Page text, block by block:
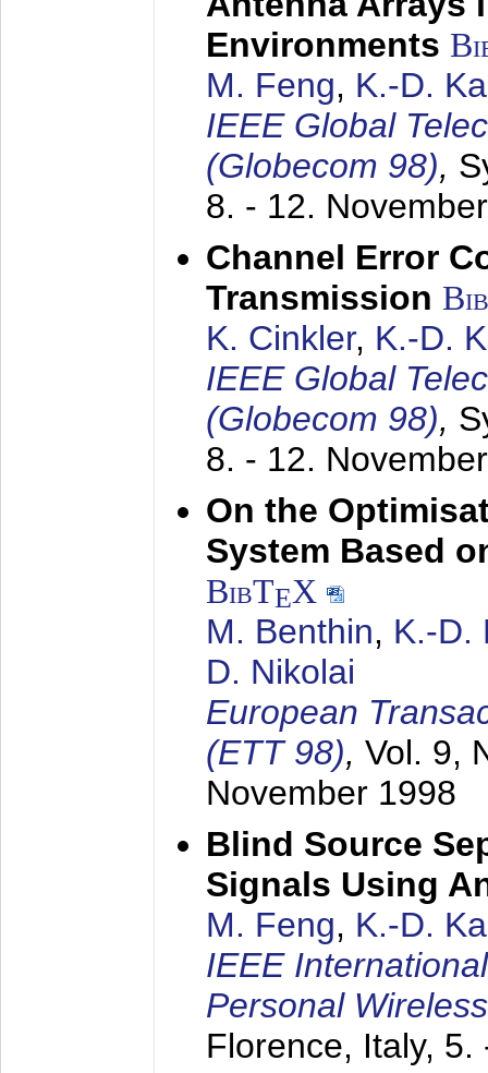
Environments
M. Feng, K.-D.
IEEE Global
(Globecom 98),
8. - 12.
Channel Error
Transmission
K. Cinkler, K.-D.
IEEE Global
(Globecom 98),
8. - 12.
On the
System Based
BibTEX
M. Benthin, K.-D.
D. Nikolai
European
(ETT 98), Vol. 9,
November 1998
Blind Source
Signals Using
M. Feng, K.-D.
IEEE
Personal
Florence, Italy, 5.